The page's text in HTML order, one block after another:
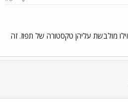
מולבשת עליהן טקסטורה של תפוז. זה